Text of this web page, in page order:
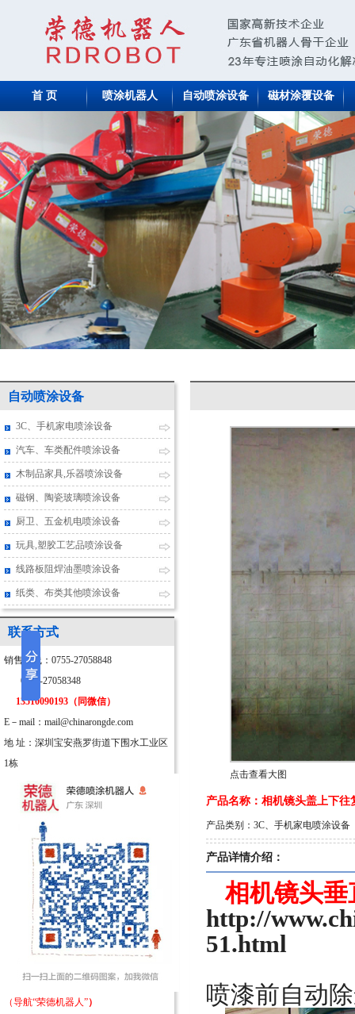
首 页 喷涂机器人 自动喷涂设备 磁材涂覆设备
自动喷涂设备
3C、手机家电喷涂设备
汽车、车类配件喷涂设备
木制品家具,乐器喷涂设备
磁钢、陶瓷玻璃喷涂设备
厨卫、五金机电喷涂设备
玩具,塑胶工艺品喷涂设备
线路板阻焊油墨喷涂设备
纸类、布类其他喷涂设备
联系方式
销售热线：0755-27058848
0755-27058348
13510090193（同微信）
E－mail：mail@chinarongde.com
地 址：深圳宝安燕罗街道下围水工业区
1栋
（导航“荣德机器人”）
点击查看大图
产品名称：相机镜头盖上下往
产品类别：3C、手机家电喷涂设备
产品详情介绍：
相机镜头
http://
51.html
喷漆前自动